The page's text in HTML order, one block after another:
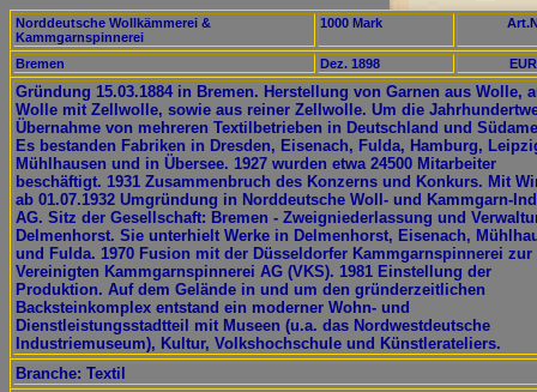
Norddeutsche Wollkämmerei &
Kammgarnspinnerei
1000 Mark
Bremen Dez. 1898
Gründung 15.03.1884 in Bremen. Herstellung von Garnen aus Wolle,
Wolle mit Zellwolle, sowie aus reiner Zellwolle. Um die
Übernahme von mehreren Textilbetrieben in Deutschland und
Es bestanden Fabriken in Dresden, Eisenach, Fulda, Hamburg,
Mühlhausen und in Übersee. 1927 wurden etwa 24500 Mitarbeiter
beschäftigt. 1931 Zusammenbruch des Konzerns und Konkurs. Mit
ab 01.07.1932 Umgründung in Norddeutsche Woll- und Kammgarn-
AG. Sitz der Gesellschaft: Bremen - Zweigniederlassung und
Delmenhorst. Sie unterhielt Werke in Delmenhorst, Eisenach,
und Fulda. 1970 Fusion mit der Düsseldorfer Kammgarnspinnerei zur
Vereinigten Kammgarnspinnerei AG (VKS). 1981 Einstellung der
Produktion. Auf dem Gelände in und um den gründerzeitlichen
Backsteinkomplex entstand ein moderner Wohn- und
Dienstleistungsstadtteil mit Museen (u.a. das Nordwestdeutsche
Industriemuseum), Kultur, Volkshochschule und Künstlerateliers.
Branche: Textil